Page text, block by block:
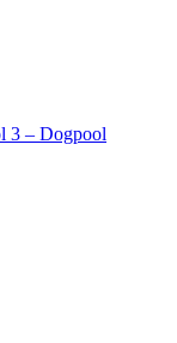
3 – Dogpool